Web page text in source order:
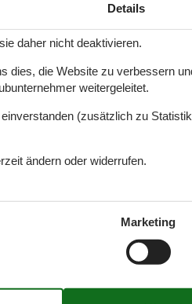
Details
daher nicht deaktivieren.
dies, die Website zu verbessern
weitergeleitet.
(zusätzlich zu
ändern oder widerrufen.
Marketing